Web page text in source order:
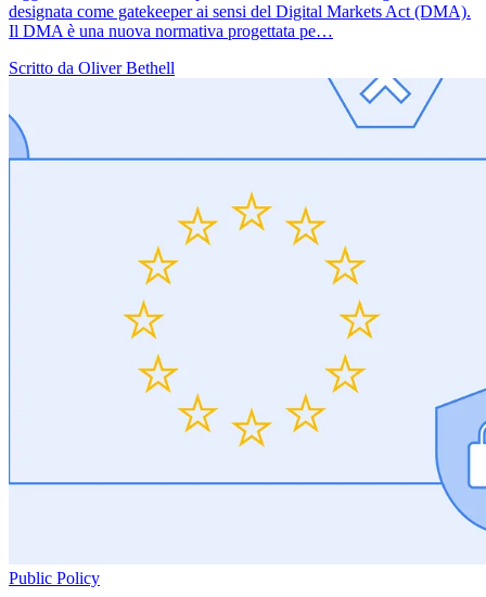
designata come gatekeeper ai sensi del Digital Markets Act (DMA).
Il DMA è una nuova normativa progettata pe…
Scritto da Oliver Bethell
Public Policy